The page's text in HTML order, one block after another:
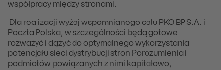
współpracy między stronami.
Dla realizacji wyżej wspomnianego celu PKO BP S.A. i
Poczta Polska, w szczególności będą gotowe
rozważyć i dążyć do optymalnego wykorzystania
potencjału sieci dystrybucji stron Porozumienia i
podmiotów powiązanych z nimi kapitałowo,